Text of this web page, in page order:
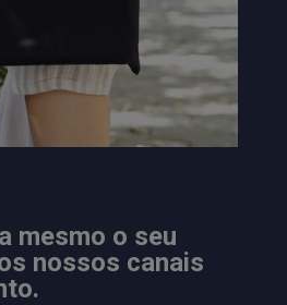
mesmo o seu
nossos canais